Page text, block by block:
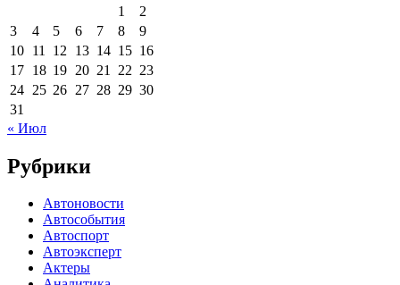
1
2
3
4 5 6 7 8
9
10 11 12 13 14 15 16
17 18 19 20 21 22 23
24 25 26 27 28 29 30
31
« Июл
Рубрики
Автоновости
Автособытия
Автоспорт
Автоэксперт
Актеры